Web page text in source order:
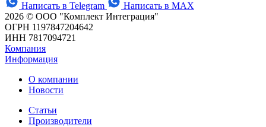
Написать в Telegram
Написать в MAX
2026 © ООО "Комплект Интеграция"
ОГРН 1197847204642
ИНН 7817094721
Компания
Информация
О компании
Новости
Статьи
Производители